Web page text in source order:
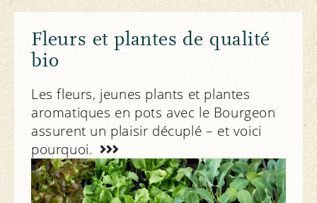
Fleurs et plantes de qualité
bio
Les fleurs, jeunes plants et plantes
aromatiques en pots avec le Bourgeon
assurent un plaisir décuplé – et voici
pourquoi.
Vivre Bio Suisse